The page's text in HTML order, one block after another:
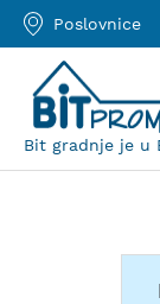
Poslovnice
Bit gradnje je u